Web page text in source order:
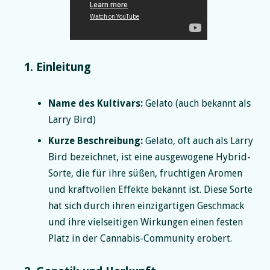
1. Einleitung
Name des Kultivars: Gelato (auch bekannt als
Larry Bird)
Kurze Beschreibung: Gelato, oft auch als Larry
Bird bezeichnet, ist eine ausgewogene Hybrid-
Sorte, die für ihre süßen, fruchtigen Aromen
und kraftvollen Effekte bekannt ist. Diese Sorte
hat sich durch ihren einzigartigen Geschmack
und ihre vielseitigen Wirkungen einen festen
Platz in der Cannabis-Community erobert.